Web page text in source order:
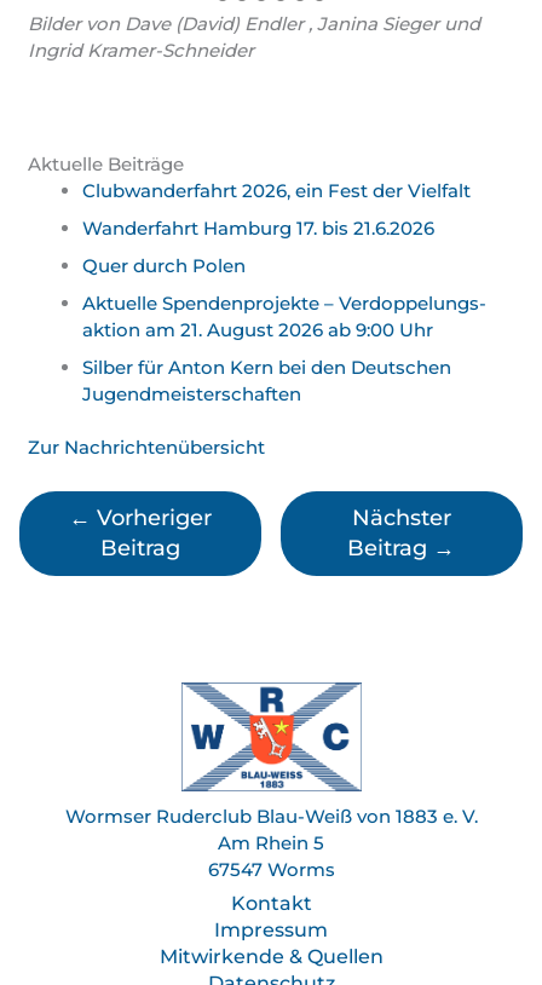
Bilder von Dave (David) Endler , Janina Sieger und
Ingrid Kramer-Schneider
Aktuelle Beiträge
Clubwanderfahrt 2026, ein Fest der Vielfalt
Wanderfahrt Hamburg 17. bis 21.6.2026
Quer durch Polen
Aktuelle Spendenprojekte – Verdoppelungs­
aktion am 21. August 2026 ab 9:00 Uhr
Silber für Anton Kern bei den Deutschen
Jugend­meister­schaften
Zur Nachrichtenübersicht
← Vorheriger
Beitrag
Nächster
Beitrag →
Wormser Ruderclub Blau-Weiß von 1883 e. V.
Am Rhein 5
67547 Worms
Kontakt
Impressum
Mitwirkende & Quellen